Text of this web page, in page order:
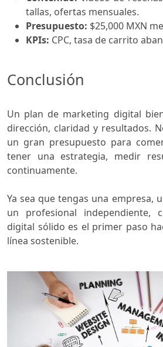
tallas, ofertas mensuales.
Presupuesto: $25,000 MXN
KPIs: CPC, tasa de carrito
Conclusión
Un plan de marketing digital
dirección, claridad y resultados.
un gran presupuesto para
tener una estrategia, medir
continuamente.
Ya sea que tengas una empresa,
un profesional independiente,
digital sólido es el primer paso
línea sostenible.